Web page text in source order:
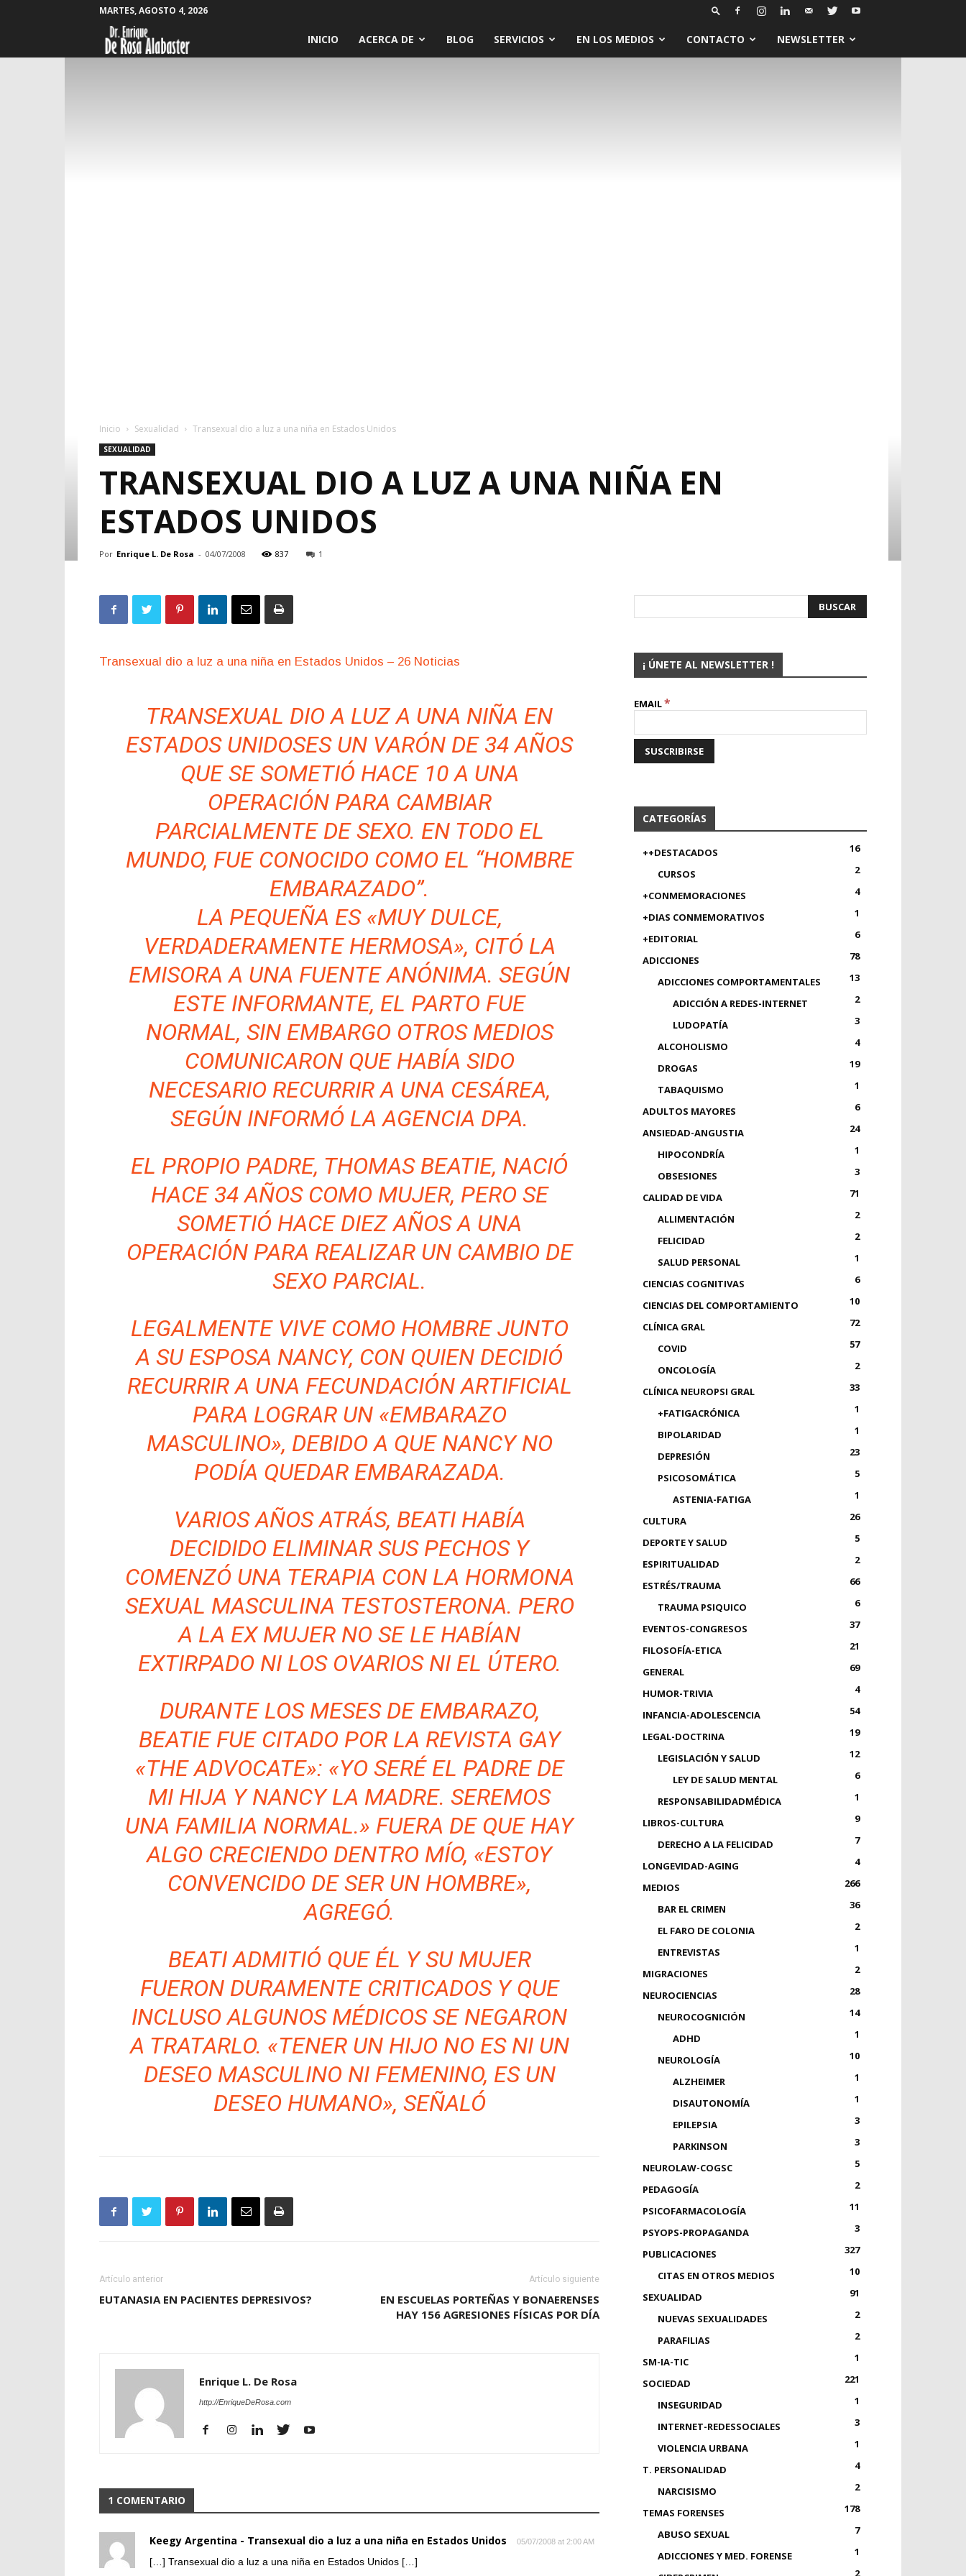
MARTES, AGOSTO 4, 2026
INICIO ACERCA DE BLOG SERVICIOS EN LOS MEDIOS CONTACTO NEWSLETTER
Inicio Sexualidad Transexual dio a luz a una niña en Estados Unidos
SEXUALIDAD
TRANSEXUAL DIO A LUZ A UNA NIÑA EN
ESTADOS UNIDOS
Por Enrique L. De Rosa - 04/07/2008 837 1
Transexual dio a luz a una niña en Estados Unidos – 26 Noticias
TRANSEXUAL DIO A LUZ A UNA NIÑA EN
ESTADOS UNIDOSES UN VARÓN DE 34 AÑOS
QUE SE SOMETIÓ HACE 10 A UNA
OPERACIÓN PARA CAMBIAR
PARCIALMENTE DE SEXO. EN TODO EL
MUNDO, FUE CONOCIDO COMO EL “HOMBRE
EMBARAZADO”.
LA PEQUEÑA ES «MUY DULCE,
VERDADERAMENTE HERMOSA», CITÓ LA
EMISORA A UNA FUENTE ANÓNIMA. SEGÚN
ESTE INFORMANTE, EL PARTO FUE
NORMAL, SIN EMBARGO OTROS MEDIOS
COMUNICARON QUE HABÍA SIDO
NECESARIO RECURRIR A UNA CESÁREA,
SEGÚN INFORMÓ LA AGENCIA DPA.
EL PROPIO PADRE, THOMAS BEATIE, NACIÓ
HACE 34 AÑOS COMO MUJER, PERO SE
SOMETIÓ HACE DIEZ AÑOS A UNA
OPERACIÓN PARA REALIZAR UN CAMBIO DE
SEXO PARCIAL.
LEGALMENTE VIVE COMO HOMBRE JUNTO
A SU ESPOSA NANCY, CON QUIEN DECIDIÓ
RECURRIR A UNA FECUNDACIÓN ARTIFICIAL
PARA LOGRAR UN «EMBARAZO
MASCULINO», DEBIDO A QUE NANCY NO
PODÍA QUEDAR EMBARAZADA.
VARIOS AÑOS ATRÁS, BEATI HABÍA
DECIDIDO ELIMINAR SUS PECHOS Y
COMENZÓ UNA TERAPIA CON LA HORMONA
SEXUAL MASCULINA TESTOSTERONA. PERO
A LA EX MUJER NO SE LE HABÍAN
EXTIRPADO NI LOS OVARIOS NI EL ÚTERO.
DURANTE LOS MESES DE EMBARAZO,
BEATIE FUE CITADO POR LA REVISTA GAY
«THE ADVOCATE»: «YO SERÉ EL PADRE DE
MI HIJA Y NANCY LA MADRE. SEREMOS
UNA FAMILIA NORMAL.» FUERA DE QUE HAY
ALGO CRECIENDO DENTRO MÍO, «ESTOY
CONVENCIDO DE SER UN HOMBRE»,
AGREGÓ.
BEATI ADMITIÓ QUE ÉL Y SU MUJER
FUERON DURAMENTE CRITICADOS Y QUE
INCLUSO ALGUNOS MÉDICOS SE NEGARON
A TRATARLO. «TENER UN HIJO NO ES NI UN
DESEO MASCULINO NI FEMENINO, ES UN
DESEO HUMANO», SEÑALÓ
Artículo anterior
EUTANASIA EN PACIENTES DEPRESIVOS?
Artículo siguiente
EN ESCUELAS PORTEÑAS Y BONAERENSES
HAY 156 AGRESIONES FÍSICAS POR DÍA
Enrique L. De Rosa
http://EnriqueDeRosa.com
1 COMENTARIO
Keegy Argentina - Transexual dio a luz a una niña en Estados Unidos 05/07/2008 at 2:00 AM
[…] Transexual dio a luz a una niña en Estados Unidos […]
¡ ÚNETE AL NEWSLETTER !
EMAIL*
CATEGORÍAS
++DESTACADOS
16
CURSOS
2
+CONMEMORACIONES
4
+DIAS CONMEMORATIVOS
1
+EDITORIAL
6
ADICCIONES
78
ADICCIONES COMPORTAMENTALES
13
ADICCIÓN A REDES-INTERNET
2
LUDOPATÍA
3
ALCOHOLISMO
4
DROGAS
19
TABAQUISMO
1
ADULTOS MAYORES
6
ANSIEDAD-ANGUSTIA
24
HIPOCONDRÍA
1
OBSESIONES
3
CALIDAD DE VIDA
71
ALLIMENTACIÓN
2
FELICIDAD
2
SALUD PERSONAL
1
CIENCIAS COGNITIVAS
6
CIENCIAS DEL COMPORTAMIENTO
10
CLÍNICA GRAL
72
COVID
57
ONCOLOGÍA
2
CLÍNICA NEUROPSI GRAL
33
+FATIGACRÓNICA
1
BIPOLARIDAD
1
DEPRESIÓN
23
PSICOSOMÁTICA
5
ASTENIA-FATIGA
1
CULTURA
26
DEPORTE Y SALUD
5
ESPIRITUALIDAD
2
ESTRÉS/TRAUMA
66
TRAUMA PSIQUICO
6
EVENTOS-CONGRESOS
37
FILOSOFÍA-ETICA
21
GENERAL
69
HUMOR-TRIVIA
4
INFANCIA-ADOLESCENCIA
54
LEGAL-DOCTRINA
19
LEGISLACIÓN Y SALUD
12
LEY DE SALUD MENTAL
6
RESPONSABILIDADMÉDICA
1
LIBROS-CULTURA
9
DERECHO A LA FELICIDAD
7
LONGEVIDAD-AGING
4
MEDIOS
266
BAR EL CRIMEN
36
EL FARO DE COLONIA
2
ENTREVISTAS
1
MIGRACIONES
2
NEUROCIENCIAS
28
NEUROCOGNICIÓN
14
ADHD
1
NEUROLOGÍA
10
ALZHEIMER
1
DISAUTONOMÍA
1
EPILEPSIA
3
PARKINSON
3
NEUROLAW-COGSC
5
PEDAGOGÍA
2
PSICOFARMACOLOGÍA
11
PSYOPS-PROPAGANDA
3
PUBLICACIONES
327
CITAS EN OTROS MEDIOS
10
SEXUALIDAD
91
NUEVAS SEXUALIDADES
2
PARAFILIAS
2
SM-IA-TIC
1
SOCIEDAD
221
INSEGURIDAD
1
INTERNET-REDESSOCIALES
3
VIOLENCIA URBANA
1
T. PERSONALIDAD
4
NARCISISMO
2
TEMAS FORENSES
178
ABUSO SEXUAL
7
ADICCIONES Y MED. FORENSE
1
2